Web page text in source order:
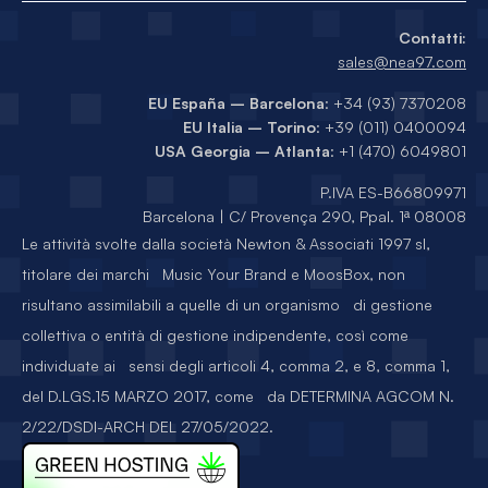
Le attività svolte dalla società Newton & Associati 1997 sl,
titolare dei marchi Music Your Brand e MoosBox, non
risultano assimilabili a quelle di un organismo di gestione
collettiva o entità di gestione indipendente, così come
individuate ai sensi degli articoli 4, comma 2, e 8, comma 1,
del D.LGS.15 MARZO 2017, come da DETERMINA AGCOM N.
2/22/DSDI-ARCH DEL 27/05/2022.
Contatti:
sales@nea97.com
EU España – Barcelona: +34 (93) 7370208
EU Italia – Torino: +39 (011) 0400094
USA Georgia – Atlanta: +1 (470) 6049801
P.IVA ES-B66809971
Barcelona | C/ Provença 290, Ppal. 1ª 08008